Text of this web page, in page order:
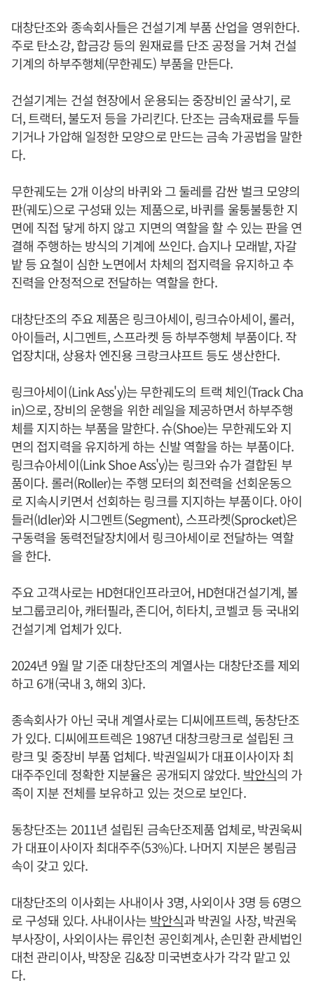
대창단조와 종속회사들은 건설기계 부품 산업을 영위한다.
주로 탄소강, 합금강 등의 원재료를 단조 공정을 거쳐 건설
기계의 하부주행체(무한궤도) 부품을 만든다.
건설기계는 건설 현장에서 운용되는 중장비인 굴삭기, 로
더, 트랙터, 불도저 등을 가리킨다. 단조는 금속재료를 두들
기거나 가압해 일정한 모양으로 만드는 금속 가공법을 말한
다.
무한궤도는 2개 이상의 바퀴와 그 둘레를 감싼 벌크 모양의
판(궤도)으로 구성돼 있는 제품으로, 바퀴를 울퉁불퉁한 지
면에 직접 닿게 하지 않고 지면의 역할을 할 수 있는 판을 연
결해 주행하는 방식의 기계에 쓰인다. 습지나 모래밭, 자갈
밭 등 요철이 심한 노면에서 차체의 접지력을 유지하고 추
진력을 안정적으로 전달하는 역할을 한다.
대창단조의 주요 제품은 링크아세이, 링크슈아세이, 롤러,
아이들러, 시그멘트, 스프라켓 등 하부주행체 부품이다. 작
업장치대, 상용차 엔진용 크랑크샤프트 등도 생산한다.
링크아세이(Link Ass'y)는 무한궤도의 트랙 체인(Track Cha
in)으로, 장비의 운행을 위한 레일을 제공하면서 하부주행
체를 지지하는 부품을 말한다. 슈(Shoe)는 무한궤도와 지
면의 접지력을 유지하게 하는 신발 역할을 하는 부품이다.
링크슈아세이(Link Shoe Ass'y)는 링크와 슈가 결합된 부
품이다. 롤러(Roller)는 주행 모터의 회전력을 선회운동으
로 지속시키면서 선회하는 링크를 지지하는 부품이다. 아이
들러(Idler)와 시그멘트(Segment), 스프라켓(Sprocket)은
구동력을 동력전달장치에서 링크아세이로 전달하는 역할
을 한다.
주요 고객사로는 HD현대인프라코어, HD현대건설기계, 볼
보그룹코리아, 캐터필라, 존디어, 히타치, 코벨코 등 국내외
건설기계 업체가 있다.
2024년 9월 말 기준 대창단조의 계열사는 대창단조를 제외
하고 6개(국내 3, 해외 3)다.
종속회사가 아닌 국내 계열사로는 디씨에프트렉, 동창단조
가 있다. 디씨에프트렉은 1987년 대창크랑크로 설립된 크
랑크 및 중장비 부품 업체다. 박권일씨가 대표이사이자 최
대주주인데 정확한 지분율은 공개되지 않았다. 박안식의 가
족이 지분 전체를 보유하고 있는 것으로 보인다.
동창단조는 2011년 설립된 금속단조제품 업체로, 박권욱씨
가 대표이사이자 최대주주(53%)다. 나머지 지분은 봉림금
속이 갖고 있다.
대창단조의 이사회는 사내이사 3명, 사외이사 3명 등 6명으
로 구성돼 있다. 사내이사는 박안식과 박권일 사장, 박권욱
부사장이, 사외이사는 류인천 공인회계사, 손민환 관세법인
대천 관리이사, 박장운 김&장 미국변호사가 각각 맡고 있
다.